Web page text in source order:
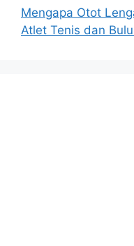
Mengapa Otot
Atlet Tenis dan